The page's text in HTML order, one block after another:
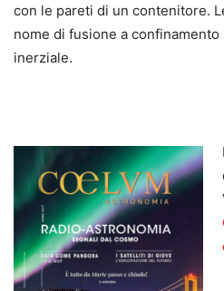
con le pareti di un contenitore.
nome di fusione a
inerziale.